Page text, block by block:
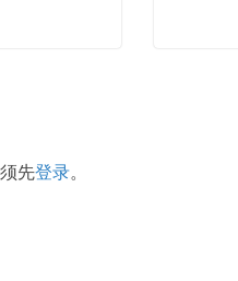
gone, he didn t continue to
Exam (Android Edition) is
and the audience is also
先登录。